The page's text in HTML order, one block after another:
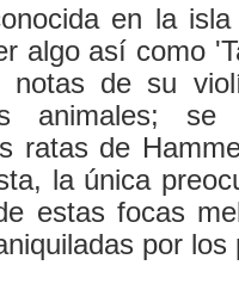
en la isla
algo así como
notas de su
animales;
ratas de
la única
estas focas
por los